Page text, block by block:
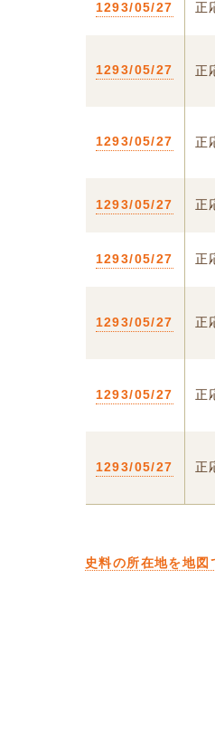
1293/05/27 正
1293/05/27 正
1293/05/27 正
1293/05/27 正
1293/05/27 正
1293/05/27 正
1293/05/27 正
1293/05/27 正
史料の所在地を地図